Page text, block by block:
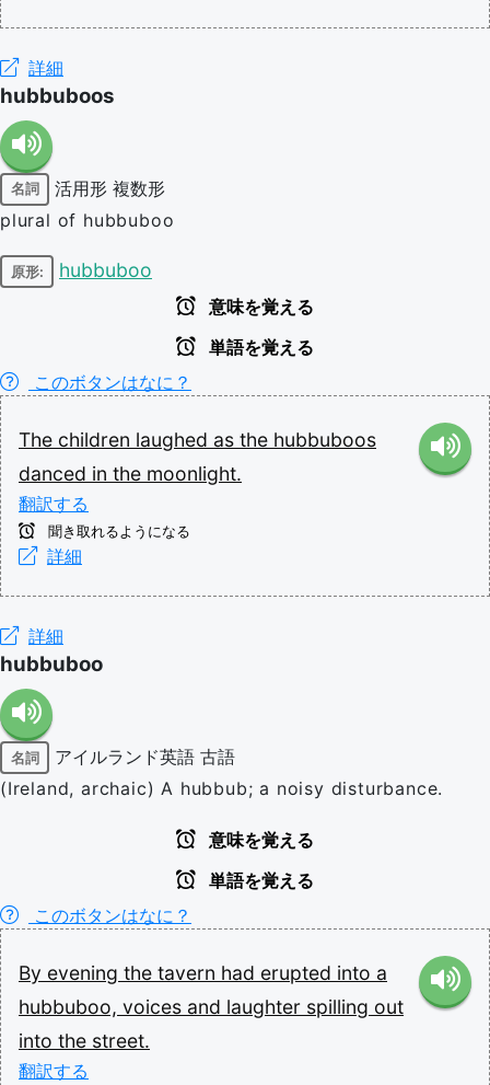
詳細
hubbuboos
名詞 活用形 複数形
plural of hubbuboo
原形: hubbuboo
意味を覚える
単語を覚える
このボタンはなに？
The children laughed as the hubbuboos
danced in the moonlight.
翻訳する
聞き取れるようになる
詳細
詳細
hubbuboo
名詞 アイルランド英語 古語
(Ireland, archaic) A hubbub; a noisy disturbance.
意味を覚える
単語を覚える
このボタンはなに？
By evening the tavern had erupted into a
hubbuboo, voices and laughter spilling out
into the street.
翻訳する